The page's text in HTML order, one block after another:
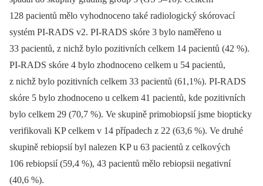
128 pacientů mělo vyhodnoceno také radiologický skórovací
systém PI‑RADS v2. PI‑RADS skóre 3 bylo naměřeno u
33 pacientů, z nichž bylo pozitivních celkem 14 pacientů (42 %).
PI‑RADS skóre 4 bylo zhodnoceno celkem u 54 pacientů,
z nichž bylo pozitivních celkem 33 pacientů (61,1%). PI‑RADS
skóre 5 bylo zhodnoceno u celkem 41 pacientů, kde pozitivních
bylo celkem 29 (70,7 %). Ve skupině primobiopsií jsme biopticky
verifikovali KP celkem v 14 případech z 22 (63,6 %). Ve druhé
skupině rebiopsií byl nalezen KP u 63 pacientů z celkových
106 rebiopsií (59,4 %), 43 pacientů mělo rebiopsii negativní
(40,6 %).